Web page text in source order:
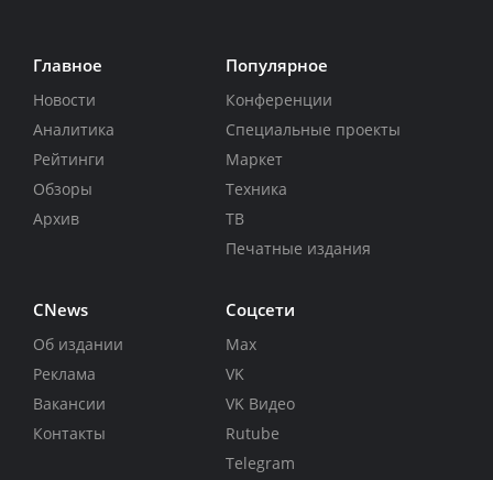
Главное
Новости
Аналитика
Рейтинги
Обзоры
Архив
Популярное
Конференции
Специальные проекты
Маркет
Техника
ТВ
Печатные издания
CNews
Об издании
Реклама
Вакансии
Контакты
Соцсети
Max
VK
VK Видео
Rutube
Telegram